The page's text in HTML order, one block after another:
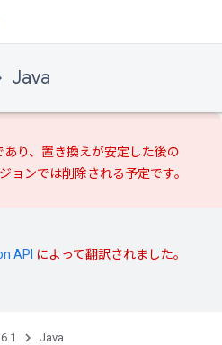
Java
り、 置き換えが安定した後の
ョンでは削除される予定です。
API によって翻訳されました。
Java